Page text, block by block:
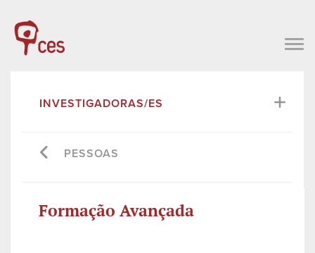
INVESTIGADORAS/ES
PESSOAS
Formação Avançada